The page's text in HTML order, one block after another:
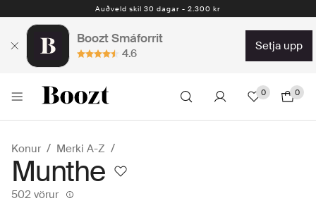
Auðveld skil 30 dagar - 2.300 kr
Boozt Smáforrit
4.6
setja upp
0 0
Konur Merki A-Z
Munthe
502 vörur